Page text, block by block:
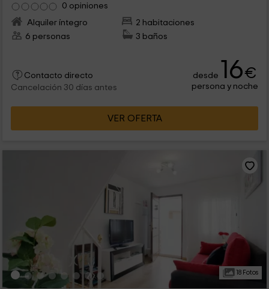
0 opiniones
Alquiler íntegro
2 habitaciones
6 personas
3 baños
Contacto directo
Cancelación 30 días antes
desde 16€
persona y noche
VER OFERTA
18 Fotos